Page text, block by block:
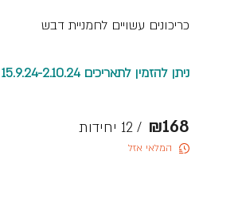
כריכונים עשויים לחמניית דבש
ניתן להזמין לתאריכים 15.9.24-2.10.24
/ 12 יחידות ₪168
המלאי אזל